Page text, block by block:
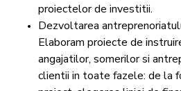
proiectelor de investitii.
Dezvoltarea
Elaboram proiecte de
angajatilor, somerilor si
clientii in toate fazele: de la